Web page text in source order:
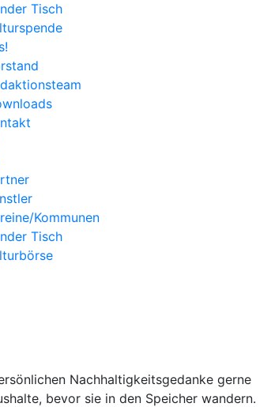
Tisch
Kommunen
Tisch
Nachhaltigkeitsgedanke gerne
bevor sie in den Speicher wandern.